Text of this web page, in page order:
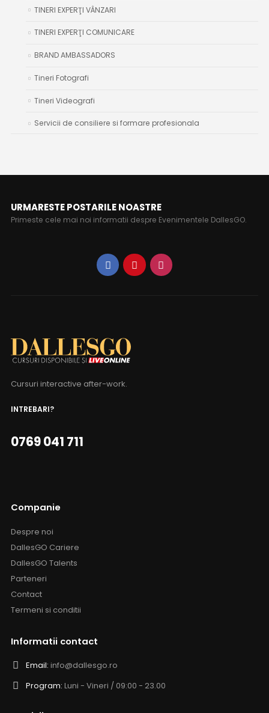
TINERI EXPERŢI VÂNZARI
TINERI EXPERŢI COMUNICARE
BRAND AMBASSADORS
Tineri Fotografi
Tineri Videografi
Servicii de consiliere si formare profesionala
URMARESTE POSTARILE NOASTRE
Primeste cele mai noi informatii despre Evenimentele DallesGO.
Cursuri interactive after-work.
INTREBARI?
0769 041 711
Companie
Despre noi
DallesGO Cariere
DallesGO Talents
Parteneri
Contact
Termeni si conditii
Informatii contact
Email: info@dallesgo.ro
Program: Luni - Vineri / 09:00 - 23.00